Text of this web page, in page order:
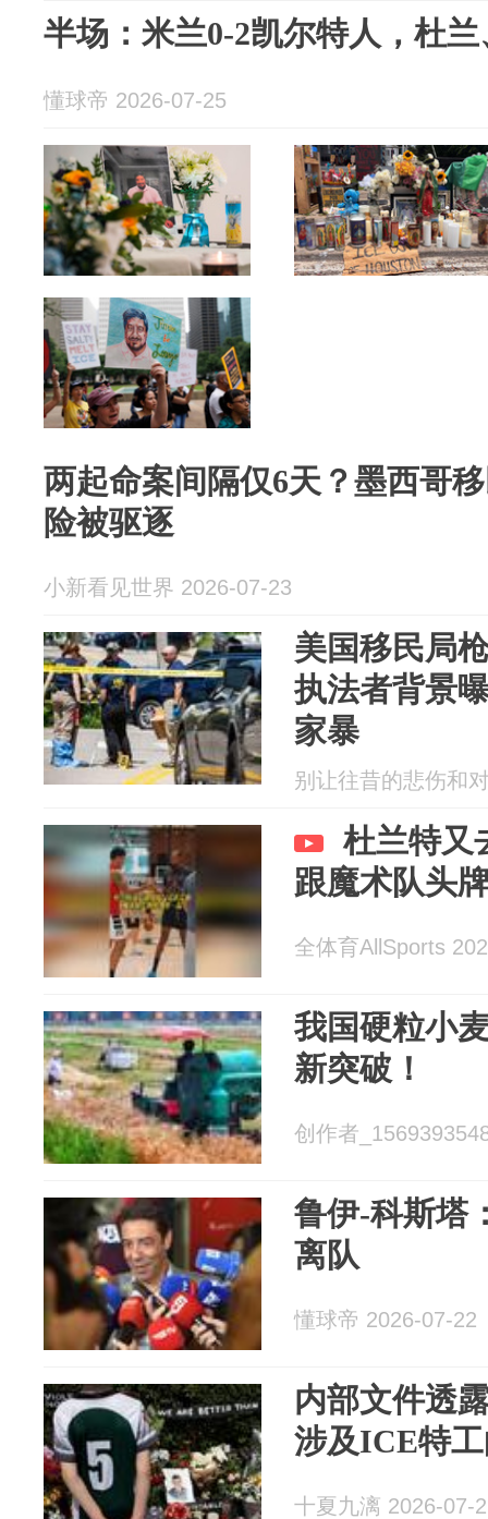
半场：米兰0-2凯尔特人，杜
懂球帝 2026-07-25
两起命案间隔仅6天？墨西哥
险被驱逐
小新看见世界 2026-07-23
美国移民局
执法者背景
家暴
别让往昔的悲伤和
杜兰特又
跟魔术队头
全体育AllSports
我国硬粒小
新突破！
创作者
鲁伊-科斯塔
离队
懂球帝 2026-07-22
内部文件透
涉及ICE特
十夏九漓 2026-07-